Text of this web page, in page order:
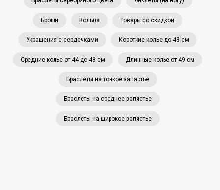
Броши Кольца Товары со скидкой
Украшения с сердечками Короткие колье до 43 см
Средние колье от 44 до 48 см Длинные колье от 49 см
Браслеты на тонкое запястье
Браслеты на среднее запястье
Браслеты на широкое запястье